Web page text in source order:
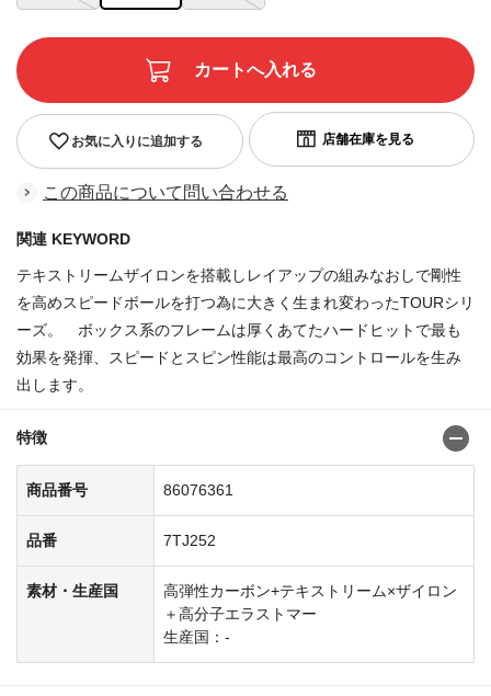
お気に入りに追加する
この商品について問い合わせる
関連 KEYWORD
テキストリームザイロンを搭載しレイアップの組みなおしで剛性
を高めスピードボールを打つ為に大きく生まれ変わったTOURシリ
ーズ。 ボックス系のフレームは厚くあてたハードヒットで最も
効果を発揮、スピードとスピン性能は最高のコントロールを生み
出します。
特徴
商品番号 86076361
品番 7TJ252
素材・生産国
高弾性カーボン+テキストリーム×ザイロン
＋高分子エラストマー
生産国：-